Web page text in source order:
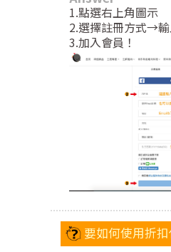
1.點選右上角圖示
2.選擇註冊方式→
3.加入會員！
要如何使用折